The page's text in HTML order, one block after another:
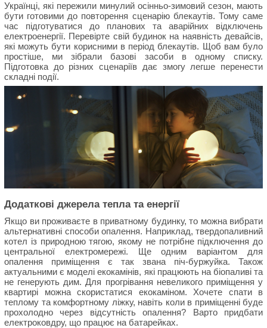
Українці, які пережили минулий осінньо-зимовий сезон, мають
бути готовими до повторення сценарію блекаутів. Тому саме
час підготуватися до планових та аварійних відключень
електроенергії. Перевірте свій будинок на наявність девайсів,
які можуть бути корисними в період блекаутів. Щоб вам було
простіше, ми зібрали базові засоби в одному списку.
Підготовка до різних сценаріїв дає змогу легше перенести
складні події.
Додаткові джерела тепла та енергії
Якщо ви проживаєте в приватному будинку, то можна вибрати
альтернативні способи опалення. Наприклад, твердопаливний
котел із природною тягою, якому не потрібне підключення до
центральної електромережі. Ще одним варіантом для
опалення приміщення є так звана піч-буржуйка. Також
актуальними є моделі екокамінів, які працюють на біопаливі та
не генерують дим. Для прогрівання невеликого приміщення у
квартирі можна скористатися екокаміном. Хочете спати в
теплому та комфортному ліжку, навіть коли в приміщенні буде
прохолодно через відсутність опалення? Варто придбати
електроковдру, що працює на батарейках.